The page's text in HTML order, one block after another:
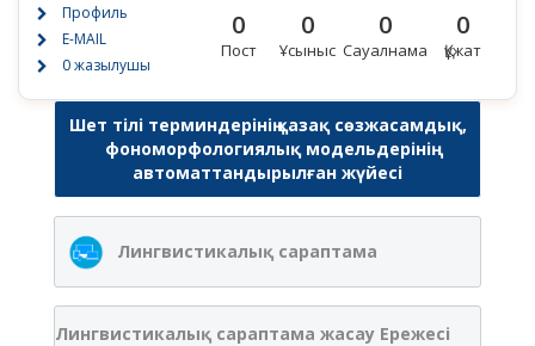
Профиль
E-MAIL
0 жазылушы
0
Пост
0
Ұсыныс
0
Сауалнама
0
Құжат
Шет тілі терминдерінің қазақ сөзжасамдық,
фономорфологиялық модельдерінің
автоматтандырылған жүйесі
Лингвистикалық сараптама
Лингвистикалық сараптама жасау Ережесі